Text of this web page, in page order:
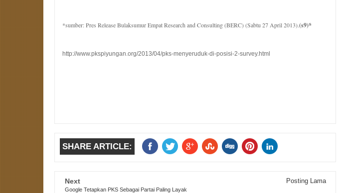
*sumber: Pres Release Bulaksumur Empat Research and Consulting (BERC) (Sabtu 27 April 2013).(s9)*
http://www.pkspiyungan.org/2013/04/pks-menyeruduk-di-posisi-2-survey.html
SHARE ARTICLE:
Next
Google Tetapkan PKS Sebagai Partai Paling Layak
Posting Lama